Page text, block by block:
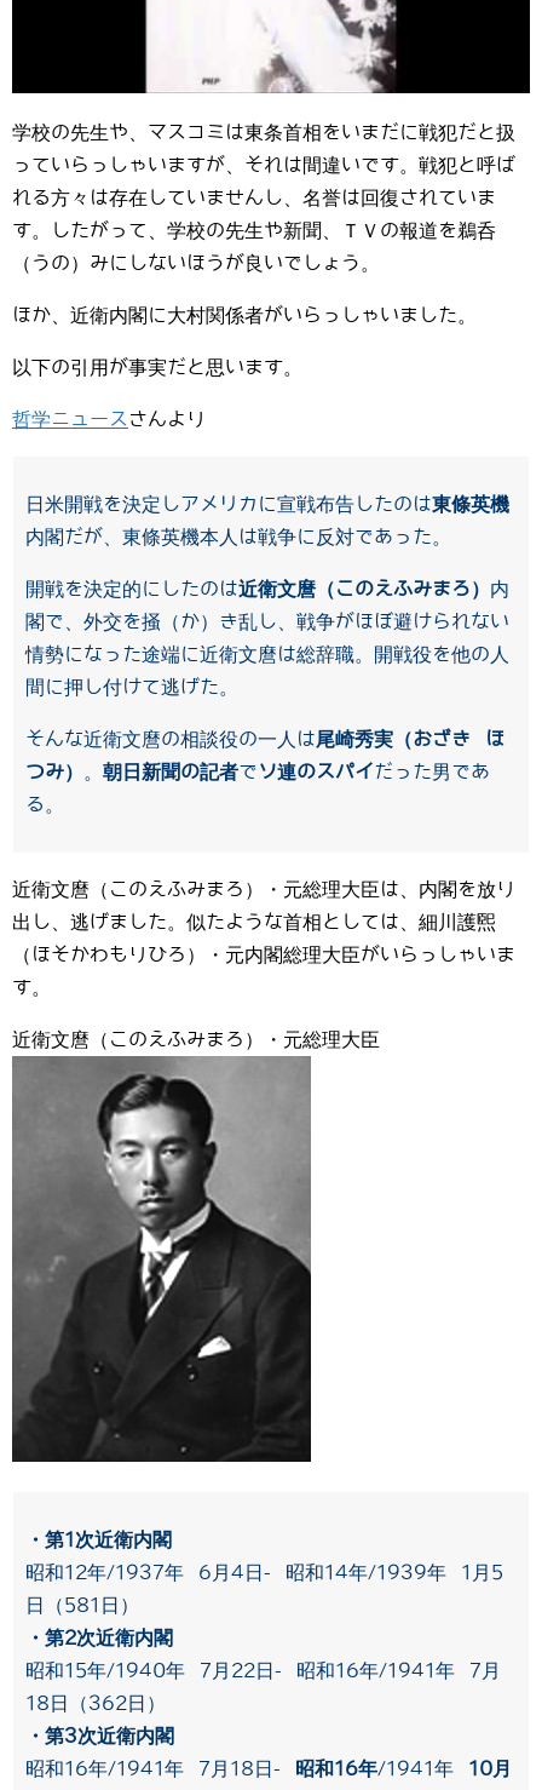
学校の先生や、マスコミは東条首相をいまだに戦犯だと扱
っていらっしゃいますが、それは間違いです。戦犯と呼ば
れる方々は存在していませんし、名誉は回復されていま
す。したがって、学校の先生や新聞、ＴＶの報道を鵜呑
（うの）みにしないほうが良いでしょう。
ほか、近衛内閣に大村関係者がいらっしゃいました。
以下の引用が事実だと思います。
哲学ニュースさんより
日米開戦を決定しアメリカに宣戦布告したのは東條英機
内閣だが、東條英機本人は戦争に反対であった。
開戦を決定的にしたのは近衛文麿（このえふみまろ） 内
閣で、外交を掻（か）き乱し、戦争がほぼ避けられない
情勢になった途端に近衛文麿は総辞職。開戦役を他の人
間に押し付けて逃げた。
そんな近衛文麿の相談役の一人は尾崎秀実（おざき ほ
つみ）
。 朝日新聞の記者でソ連のスパイだった男であ
る。
近衛文麿（このえふみまろ）・元総理大臣は、内閣を放り
出し、逃げました。似たような首相としては、細川護煕
（ほそかわもりひろ）・元内閣総理大臣がいらっしゃいま
す。
近衛文麿（このえふみまろ）・元総理大臣
・第1次近衛内閣
昭和12年/1937年 6月4日- 昭和14年/1939年 1月5
日（581日）
・第2次近衛内閣
昭和15年/1940年 7月22日- 昭和16年/1941年 7月
18日（362日）
・第3次近衛内閣
昭和16年/1941年 7月18日-
昭和16年/1941年 10月